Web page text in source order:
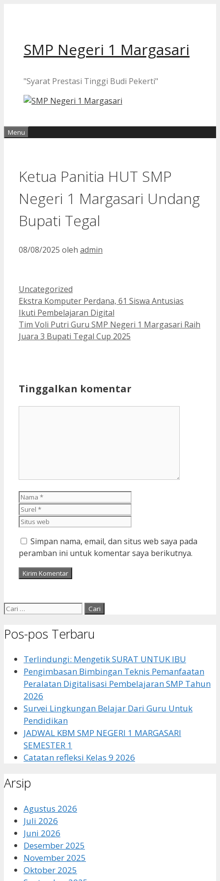
SMP Negeri 1 Margasari
"Syarat Prestasi Tinggi Budi Pekerti"
Menu
Ketua Panitia HUT SMP
Negeri 1 Margasari Undang
Bupati Tegal
08/08/2025 oleh admin
Kategori
Uncategorized
Ekstra Komputer Perdana, 61 Siswa Antusias
Ikuti Pembelajaran Digital
Tim Voli Putri Guru SMP Negeri 1 Margasari Raih
Juara 3 Bupati Tegal Cup 2025
Tinggalkan komentar
Nama
Simpan nama, email, dan situs web saya pada
peramban ini untuk komentar saya berikutnya.
Cari
Pos-pos Terbaru
Terlindungi: Mengetik SURAT UNTUK IBU
Pengimbasan Bimbingan Teknis Pemanfaatan
Peralatan Digitalisasi Pembelajaran SMP Tahun
2026
Survei Lingkungan Belajar Dari Guru Untuk
Pendidikan
JADWAL KBM SMP NEGERI 1 MARGASARI
SEMESTER 1
Catatan refleksi Kelas 9 2026
Arsip
Agustus 2026
Juli 2026
Juni 2026
Desember 2025
November 2025
Oktober 2025